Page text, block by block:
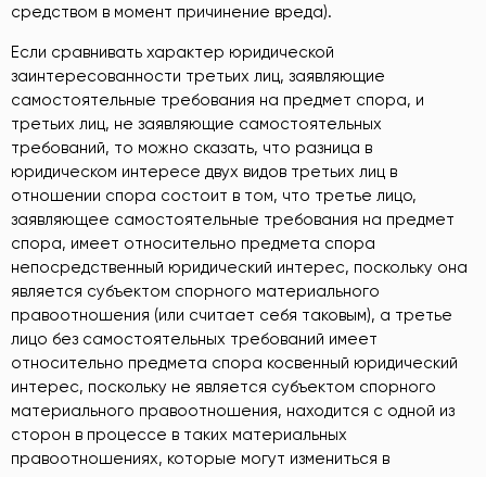
средством в момент причинение вреда).
Если сравнивать характер юридической
заинтересованности третьих лиц, заявляющие
самостоятельные требования на предмет спора, и
третьих лиц, не заявляющие самостоятельных
требований, то можно сказать, что разница в
юридическом интересе двух видов третьих лиц в
отношении спора состоит в том, что третье лицо,
заявляющее самостоятельные требования на предмет
спора, имеет относительно предмета спора
непосредственный юридический интерес, поскольку она
является субъектом спорного материального
правоотношения (или считает себя таковым), а третье
лицо без самостоятельных требований имеет
относительно предмета спора косвенный юридический
интерес, поскольку не является субъектом спорного
материального правоотношения, находится с одной из
сторон в процессе в таких материальных
правоотношениях, которые могут измениться в